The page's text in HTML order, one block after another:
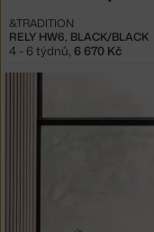
RELY HW6, BLACK/BLACK
&TRADITION
4 - 6 týdnů, 6 670 Kč